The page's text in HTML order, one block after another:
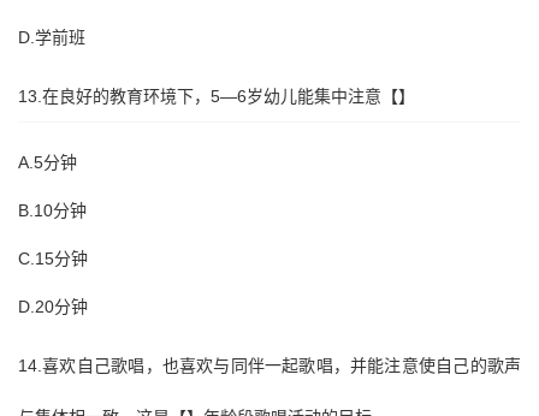
D.学前班
13.在良好的教育环境下，5—6岁幼儿能集中注意【】
A.5分钟
B.10分钟
C.15分钟
D.20分钟
14.喜欢自己歌唱，也喜欢与同伴一起歌唱，并能注意使自己的歌声